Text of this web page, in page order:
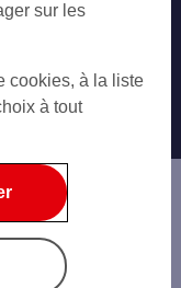
sur les
cookies, à la liste
à tout